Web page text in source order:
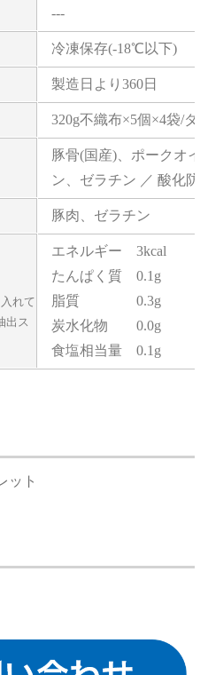
---
冷凍保存(-18℃以下)
製造日より360日
320g不織布×5個×4袋/ダ
豚骨(国産)、ポークオ
ン、ゼラチン ／ 酸化防
豚肉、ゼラチン
れて
出ス
エネルギー 3kcal
たんぱく質 0.1g
脂質 0.3g
炭水化物 0.0g
食塩相当量 0.1g
ット